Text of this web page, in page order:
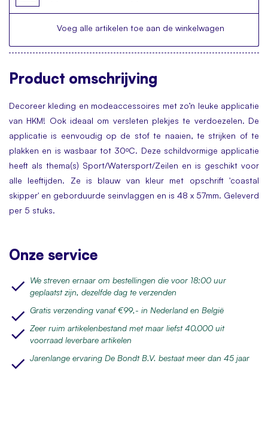
Voeg alle artikelen toe aan de winkelwagen
Product omschrijving
Decoreer kleding en modeaccessoires met zo’n leuke applicatie
van HKM! Ook ideaal om versleten plekjes te verdoezelen. De
applicatie is eenvoudig op de stof te naaien, te strijken of te
plakken en is wasbaar tot 30ᵒC. Deze schildvormige applicatie
heeft als thema(s) Sport/Watersport/Zeilen en is geschikt voor
alle leeftijden. Ze is blauw van kleur met opschrift 'coastal
skipper' en geborduurde seinvlaggen en is 48 x 57mm. Geleverd
per 5 stuks.
Onze service
We streven ernaar om bestellingen die voor 18:00 uur
geplaatst zijn, dezelfde dag te verzenden
Gratis verzending vanaf €99,- in Nederland en België
Zeer ruim artikelenbestand met maar liefst 40.000 uit
voorraad leverbare artikelen
Jarenlange ervaring De Bondt B.V. bestaat meer dan 45 jaar